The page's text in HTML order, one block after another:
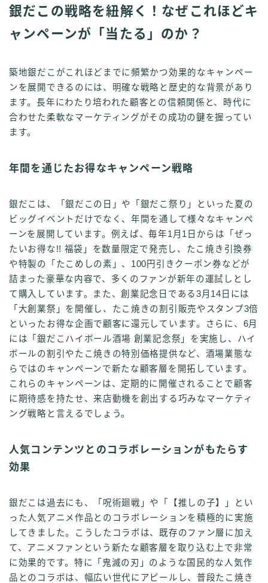
銀だこの戦略を紐解く！なぜこれほどキ
ャンペーンが「当たる」のか？
築地銀だこがこれほどまでに頻繁かつ効果的なキャンペー
ンを展開できるのには、明確な戦略と歴史的な背景があり
ます。長年にわたり培われた顧客との信頼関係と、時代に
合わせた柔軟なマーケティングがその成功の鍵を握ってい
ます。
年間を通じたお得なキャンペーン戦略
銀だこは、「銀だこの日」や「銀だこ祭り」といった夏の
ビッグイベントだけでなく、年間を通して様々なキャンペ
ーンを展開しています。例えば、毎年1月1日からは「ぜっ
たいお得な!! 福袋」を数量限定で発売し、たこ焼き引換券
や特製の「たこめしの素」、100円引きクーポン券などが
詰まった豪華な内容で、多くのファンが新年の運試しとし
て購入しています。また、創業記念日である3月14日には
「大創業祭」を開催し、たこ焼きの割引販売やスタンプ3倍
といったお得な企画で顧客に還元しています。さらに、6月
には「銀だこハイボール酒場 創業記念祭」を実施し、ハイ
ボールの割引やたこ焼きの特別価格提供など、酒場業態な
らではのキャンペーンで新たな顧客層を開拓しています。
これらのキャンペーンは、定期的に開催されることで顧客
に期待感を持たせ、来店動機を創出する巧みなマーケティ
ング戦略と言えるでしょう。
人気コンテンツとのコラボレーションがもたらす
効果
銀だこは過去にも、「呪術廻戦」や「【推しの子】」とい
った人気アニメ作品とのコラボレーションを積極的に実施
してきました。こうしたコラボは、既存のファン層に加え
て、アニメファンという新たな顧客層を取り込む上で非常
に効果的です。特に「鬼滅の刃」のような国民的な人気作
品とのコラボは、幅広い世代にアピールし、普段たこ焼き